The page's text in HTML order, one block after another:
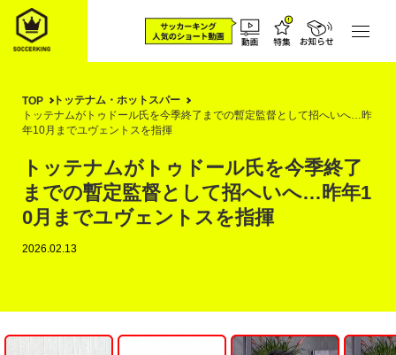
TOP
トッテナム・ホットスパー
トッテナムがトゥドール氏を今季終了までの暫定監督として招へいへ…昨
年10月までユヴェントスを指揮
トッテナムがトゥドール氏を今季終了
までの暫定監督として招へいへ…昨年1
0月までユヴェントスを指揮
2026.02.13